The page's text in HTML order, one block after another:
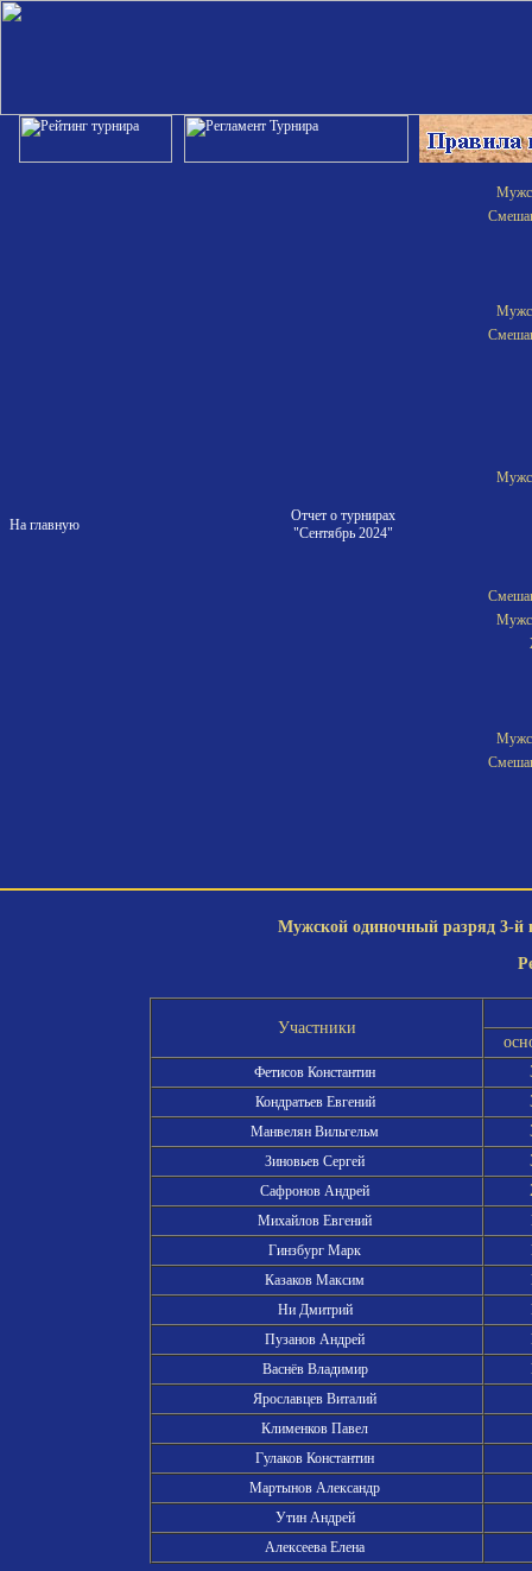
На главную
Отчет о турнирах
"Сентябрь 2024"
Мужской одиночный разряд 3-й
Участники
Фетисов Константин
Кондратьев Евгений
Манвелян Вильгельм
Зиновьев Сергей
Сафронов Андрей
Михайлов Евгений
Гинзбург Марк
Казаков Максим
Ни Дмитрий
Пузанов Андрей
Васнёв Владимир
Ярославцев Виталий
Клименков Павел
Гулаков Константин
Мартынов Александр
Утин Андрей
Алексеева Елена